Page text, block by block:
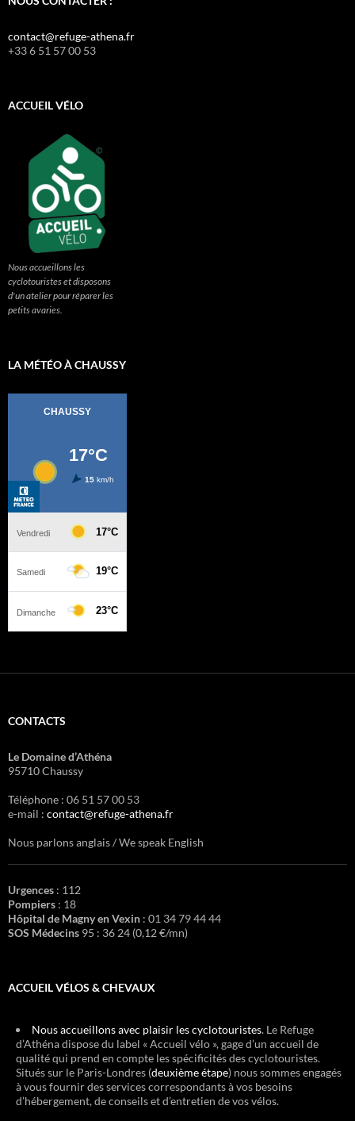
contact@refuge-athena.fr
+33 6 51 57 00 53
ACCUEIL VÉLO
Nous accueillons les
cyclotouristes et disposons
d'un atelier pour réparer les
petits avaries.
LA MÉTÉO À CHAUSSY
CONTACTS
Le Domaine d’Athéna
95710 Chaussy
Téléphone : 06 51 57 00 53
e-mail : contact@refuge-athena.fr
Nous parlons anglais / We speak English
Urgences : 112
Pompiers : 18
Hôpital de Magny en Vexin : 01 34 79 44 44
SOS Médecins 95 : 36 24 (0,12 €/mn)
ACCUEIL VÉLOS & CHEVAUX
Nous accueillons avec plaisir les cyclotouristes. Le Refuge
d’Athéna dispose du label « Accueil vélo », gage d’un accueil de
qualité qui prend en compte les spécificités des cyclotouristes.
Situés sur le Paris-Londres (deuxième étape) nous sommes engagés
à vous fournir des services correspondants à vos besoins
d’hébergement, de conseils et d’entretien de vos vélos.